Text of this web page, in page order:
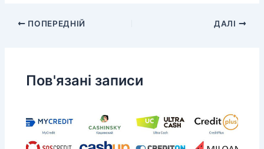
ПОПЕРЕДНІЙ ДАЛІ
Пов'язані записи